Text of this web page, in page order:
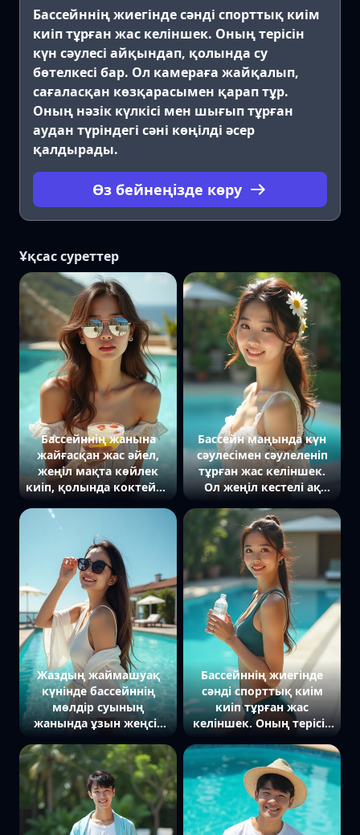
Бассейннің жиегінде сәнді спорттық киім
киіп тұрған жас келіншек. Оның терісін
күн сәулесі айқындап, қолында су
бөтелкесі бар. Ол камераға жайқалып,
сағаласқан көзқарасымен қарап тұр.
Оның нәзік күлкісі мен шығып тұрған
аудан түріндегі сәні көңілді әсер
қалдырады.
Өз бейнеңізде көру
Ұқсас суреттер
Бассейннің жанына
жайғасқан жас әйел,
жеңіл мақта көйлек
киіп, қолында коктейль
толқынды шаштары
самал желде тербеліп,
көздерінде күннің
сәулесінен жарқыраған
ашық күміс
көзілдіріктер. Камераға
қарап әсемдік пен
еркіндіктің үлгісі
ретінде суретке
түсірілген.
Бассейн маңында күн
сәулесімен сәулеленіп
тұрған жас келіншек.
Ол жеңіл кестелі ақ
гүлдерінен жасалған
әшекей тағылған.
Камераға қарап, шын
жүректен жарқыраған
күлімсіреуін қарап,
жазғы көктемнің нәзік
бейнесін көрсетіп тұр.
Жаздың жаймашуақ
күнінде бассейннің
мөлдір суының
жанында ұзын жеңсіз
әйел. Ол шаштарын
алып бос қойып,
жылыестерін бір
қолымен ұстап тұр.
Әдемі ашық аспан
Бассейннің жиегінде
сәнді спорттық киім
киіп тұрған жас
келіншек. Оның терісін
қолында су бөтелкесі
бар. Ол камераға
жайқалып, сағаласқан
көзқарасымен қарап
тұр. Оның нәзік күлкісі